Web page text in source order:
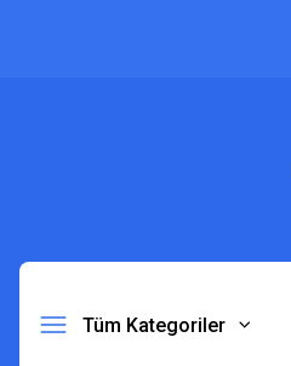
Tüm Kategoriler